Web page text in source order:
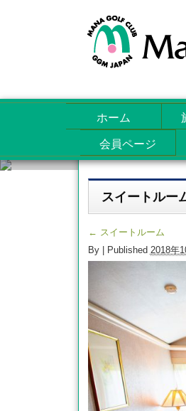
ホーム
会員ページ
Attachments
スイートルー
← スイートルーム
By
Published 2018年